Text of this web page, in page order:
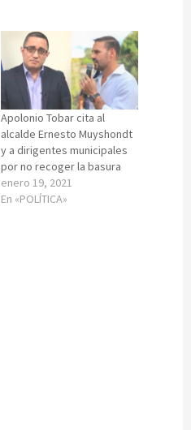
Apolonio Tobar cita al
alcalde Ernesto Muyshondt
y a dirigentes municipales
por no recoger la basura
enero 19, 2021
En «POLÍTICA»